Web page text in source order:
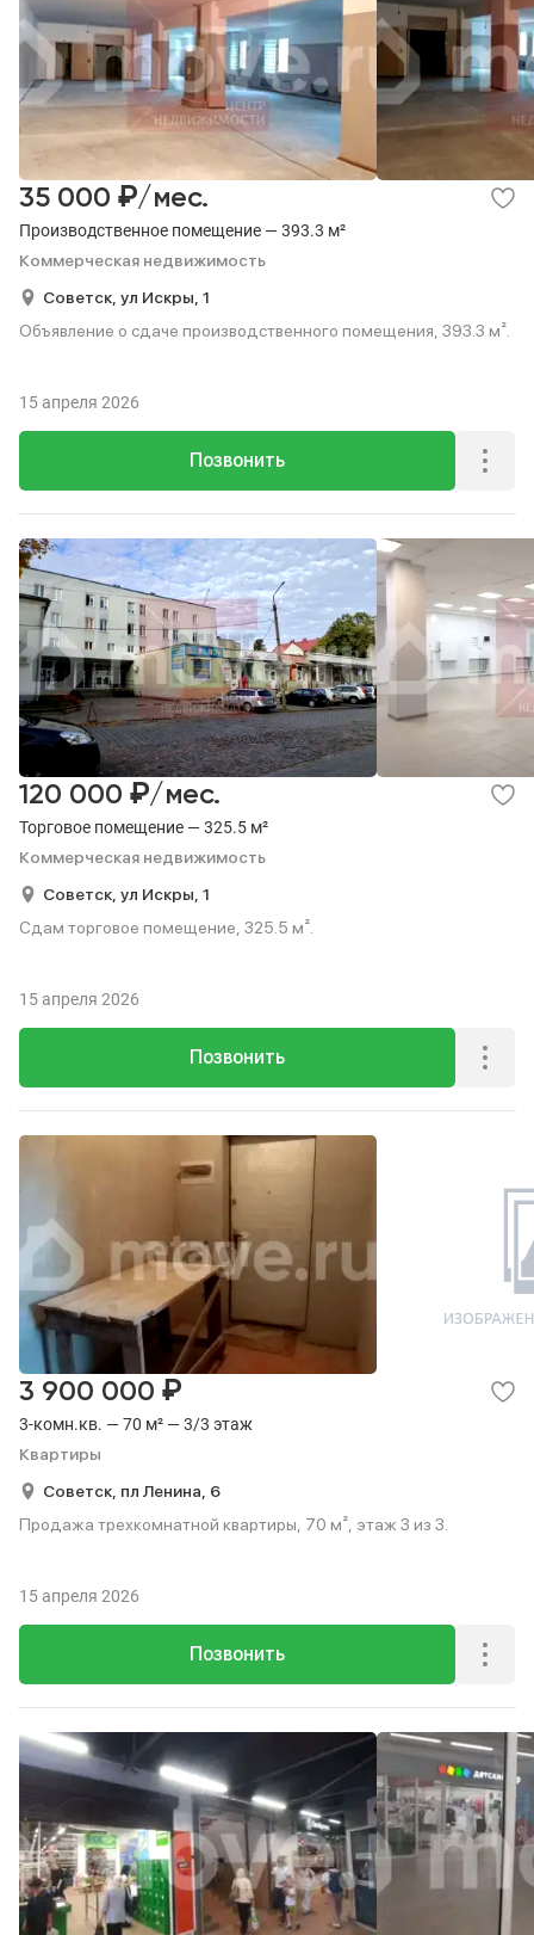
Производственное помещение — 393.3 м²
Коммерческая недвижимость
35 000 ₽/мес.
Советск, ул Искры, 1
Объявление о сдаче производственного помещения, 393.3 м².
Позвонить
15 апреля 2026
Торговое помещение — 325.5 м²
Коммерческая недвижимость
120 000 ₽/мес.
Советск, ул Искры, 1
Сдам торговое помещение, 325.5 м².
Позвонить
15 апреля 2026
3-комн.кв. — 70 м² — 3/3 этаж
Квартиры
3 900 000 ₽
Советск, пл Ленина, 6
Продажа трехкомнатной квартиры, 70 м², этаж 3 из 3.
Позвонить
15 апреля 2026